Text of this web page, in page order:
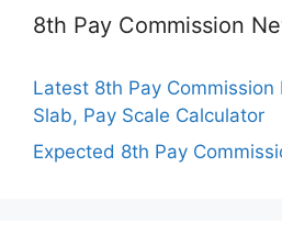
8th Pay Commission
Latest 8th Pay Commission
Slab, Pay Scale Calculator
Expected 8th Pay